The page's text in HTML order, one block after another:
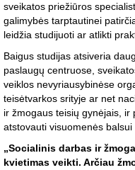
sveikatos priežiūros
galimybės tarptautinei
leidžia studijuoti ar atlikti
Baigus studijas atsiveria
paslaugų centruose,
veiklos nevyriausybinėse
teisėtvarkos srityje ar net
ir žmogaus teisių gynėjais,
atstovauti visuomenės
„Socialinis darbas ir
kvietimas veikti. Arčiau